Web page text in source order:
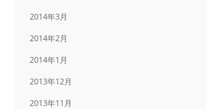
2014年3月
2014年2月
2014年1月
2013年12月
2013年11月